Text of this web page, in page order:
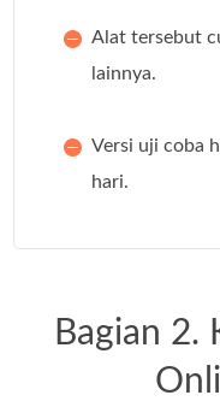
Alat tersebut
lainnya.
Versi uji coba
hari.
Bagian 2.